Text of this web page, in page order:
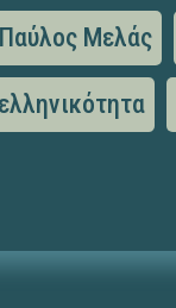
Παύλος Μελάς
ελληνικότητα